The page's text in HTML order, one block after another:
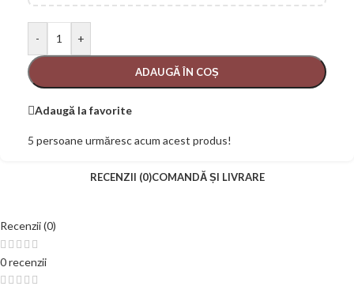
- +
ADAUGĂ ÎN COȘ
Adaugă la favorite
5 persoane urmăresc acum acest produs!
RECENZII (0)COMANDĂ ȘI LIVRARE
Recenzii (0)
0 recenzii